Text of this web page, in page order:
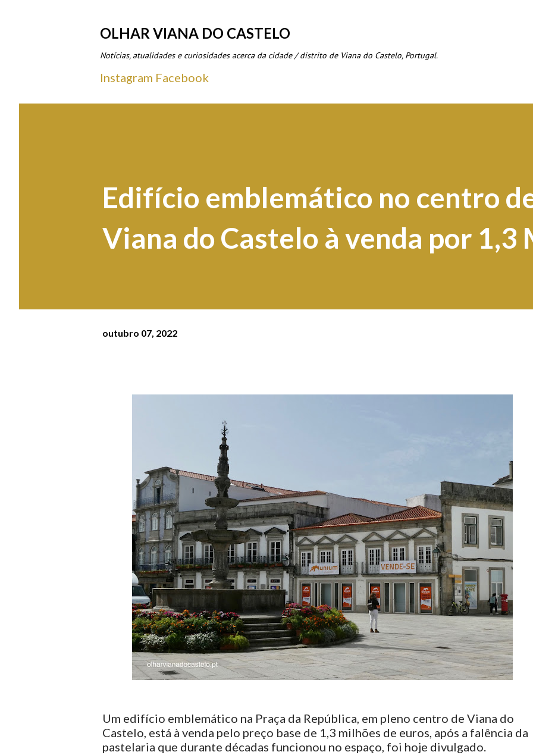
OLHAR VIANA DO CASTELO
Notícias, atualidades e curiosidades acerca da cidade / distrito de Viana do Castelo, Portugal.
Instagram Facebook
Edifício emblemático no centro
Viana do Castelo à venda por 1,3
outubro 07, 2022
Um edifício emblemático na Praça da República, em pleno centro de Viana do
Castelo, está à venda pelo preço base de 1,3 milhões de euros, após a falência da
pastelaria que durante décadas funcionou no espaço, foi hoje divulgado.